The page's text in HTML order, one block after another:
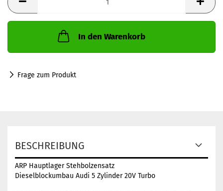
In den Warenkorb
Frage zum Produkt
BESCHREIBUNG
ARP Hauptlager Stehbolzensatz
Dieselblockumbau Audi 5 Zylinder 20V Turbo